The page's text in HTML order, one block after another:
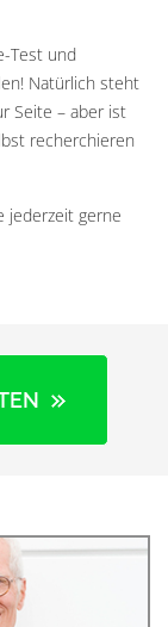
Test und
Natürlich steht
Seite – aber ist
recherchieren
jederzeit gerne